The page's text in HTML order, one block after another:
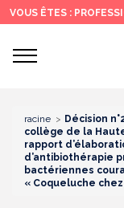
Recherche
Menu
principal
Contenu
principal
VOUS ÊTES :
Ouvrir
racine
Décision
collège de la
rapport
d’antibiothérapie
bactériennes
« Coqueluche